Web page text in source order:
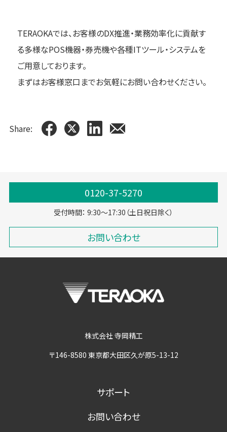
TERAOKAでは、お客様のDX推進・業務効率化に貢献す
る多様なPOS機器・券売機や各種ITツール・システムを
ご用意しております。
まずはお客様窓口までお気軽にお問い合わせください。
Share:
0120-37-5270
受付時間： 9:30～17:30（土日祝日除く）
お問い合わせ
株式会社 寺岡精工
〒146-8580 東京都大田区久が原5-13-12
サポート
お問い合わせ